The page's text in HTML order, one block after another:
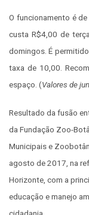
O funcionamento é
custa R$4,00 de
domingos. É
taxa de 10,00.
espaço. (Valores de
Resultado da fusão
da Fundação Zoo-
Municipais e
agosto de 2017, na
Horizonte, com a
educação e manejo